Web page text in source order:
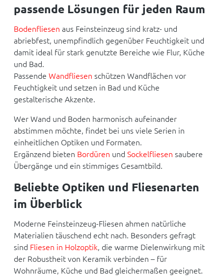
passende Lösungen für jeden Raum
Bodenfliesen aus Feinsteinzeug sind kratz- und
abriebfest, unempfindlich gegenüber Feuchtigkeit und
damit ideal für stark genutzte Bereiche wie Flur, Küche
und Bad.
Passende Wandfliesen schützen Wandflächen vor
Feuchtigkeit und setzen in Bad und Küche
gestalterische Akzente.
Wer Wand und Boden harmonisch aufeinander
abstimmen möchte, findet bei uns viele Serien in
einheitlichen Optiken und Formaten.
Ergänzend bieten Bordüren und Sockelfliesen saubere
Übergänge und ein stimmiges Gesamtbild.
Beliebte Optiken und Fliesenarten
im Überblick
Moderne Feinsteinzeug-Fliesen ahmen natürliche
Materialien täuschend echt nach. Besonders gefragt
sind Fliesen in Holzoptik, die warme Dielenwirkung mit
der Robustheit von Keramik verbinden – für
Wohnräume, Küche und Bad gleichermaßen geeignet.